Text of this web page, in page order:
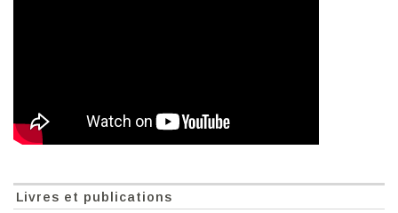
Livres et publications